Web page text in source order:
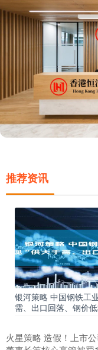
推荐资讯
银河策略 中国钢铁工
需、出口回落、钢价
火星策略 造假！上市